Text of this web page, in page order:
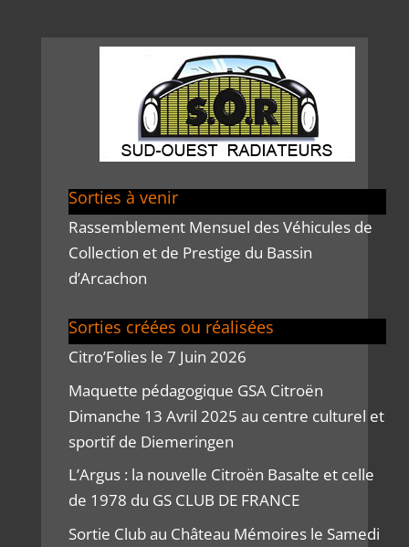
Sorties à venir
Rassemblement Mensuel des Véhicules de
Collection et de Prestige du Bassin
d’Arcachon
Sorties créées ou réalisées
Citro’Folies le 7 Juin 2026
Maquette pédagogique GSA Citroën
Dimanche 13 Avril 2025 au centre culturel et
sportif de Diemeringen
L’Argus : la nouvelle Citroën Basalte et celle
de 1978 du GS CLUB DE FRANCE
Sortie Club au Château Mémoires le Samedi